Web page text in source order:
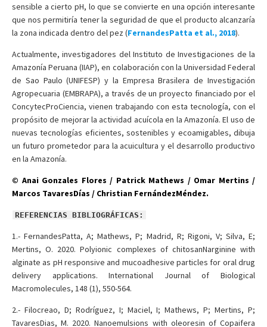
sensible a cierto pH, lo que se convierte en una opción interesante
que nos permitiría tener la seguridad de que el producto alcanzaría
la zona indicada dentro del pez (FernandesPatta et al., 2018).
Actualmente, investigadores del Instituto de Investigaciones de la
Amazonía Peruana (IIAP), en colaboración con la Universidad Federal
de Sao Paulo (UNIFESP) y la Empresa Brasilera de Investigación
Agropecuaria (EMBRAPA), a través de un proyecto financiado por el
ConcytecProCiencia, vienen trabajando con esta tecnología, con el
propósito de mejorar la actividad acuícola en la Amazonía. El uso de
nuevas tecnologías eficientes, sostenibles y ecoamigables, dibuja
un futuro prometedor para la acuicultura y el desarrollo productivo
en la Amazonía.
© Anai Gonzales Flores / Patrick Mathews / Omar Mertins /
Marcos TavaresDías / Christian FernándezMéndez.
REFERENCIAS BIBLIOGRÁFICAS:
1.- FernandesPatta, A; Mathews, P; Madrid, R; Rigoni, V; Silva, E;
Mertins, O. 2020. Polyionic complexes of chitosanNarginine with
alginate as pH responsive and mucoadhesive particles for oral drug
delivery applications. International Journal of Biological
Macromolecules, 148 (1), 550-564.
2.- Filocreao, D; Rodríguez, I; Maciel, I; Mathews, P; Mertins, P;
TavaresDias, M. 2020. Nanoemulsions with oleoresin of Copaifera